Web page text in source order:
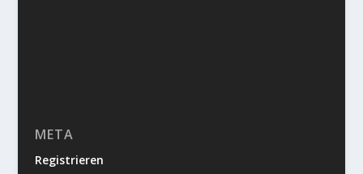
META
Registrieren